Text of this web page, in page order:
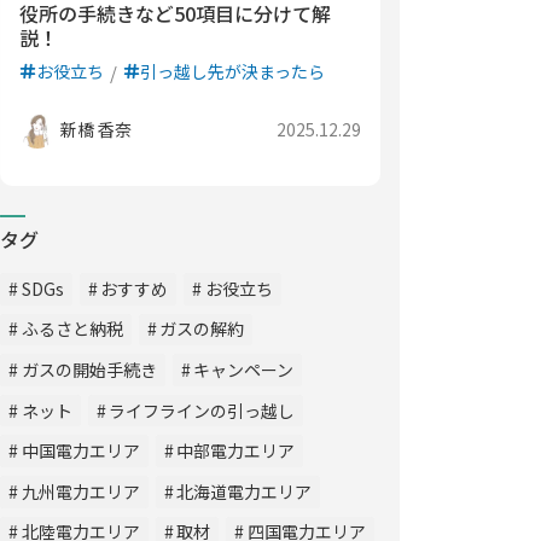
役所の手続きなど50項目に分けて解
説！
お役立ち 引っ越し先が決まったら
新橋 香奈 2025.12.29
タグ
SDGs おすすめ
お役立ち
ふるさと納税
ガスの解約
ガスの開始手続き
キャンペーン
ネット
ライフラインの引っ越し
中国電力エリア
中部電力エリア
九州電力エリア
北海道電力エリア
北陸電力エリア
取材
四国電力エリア